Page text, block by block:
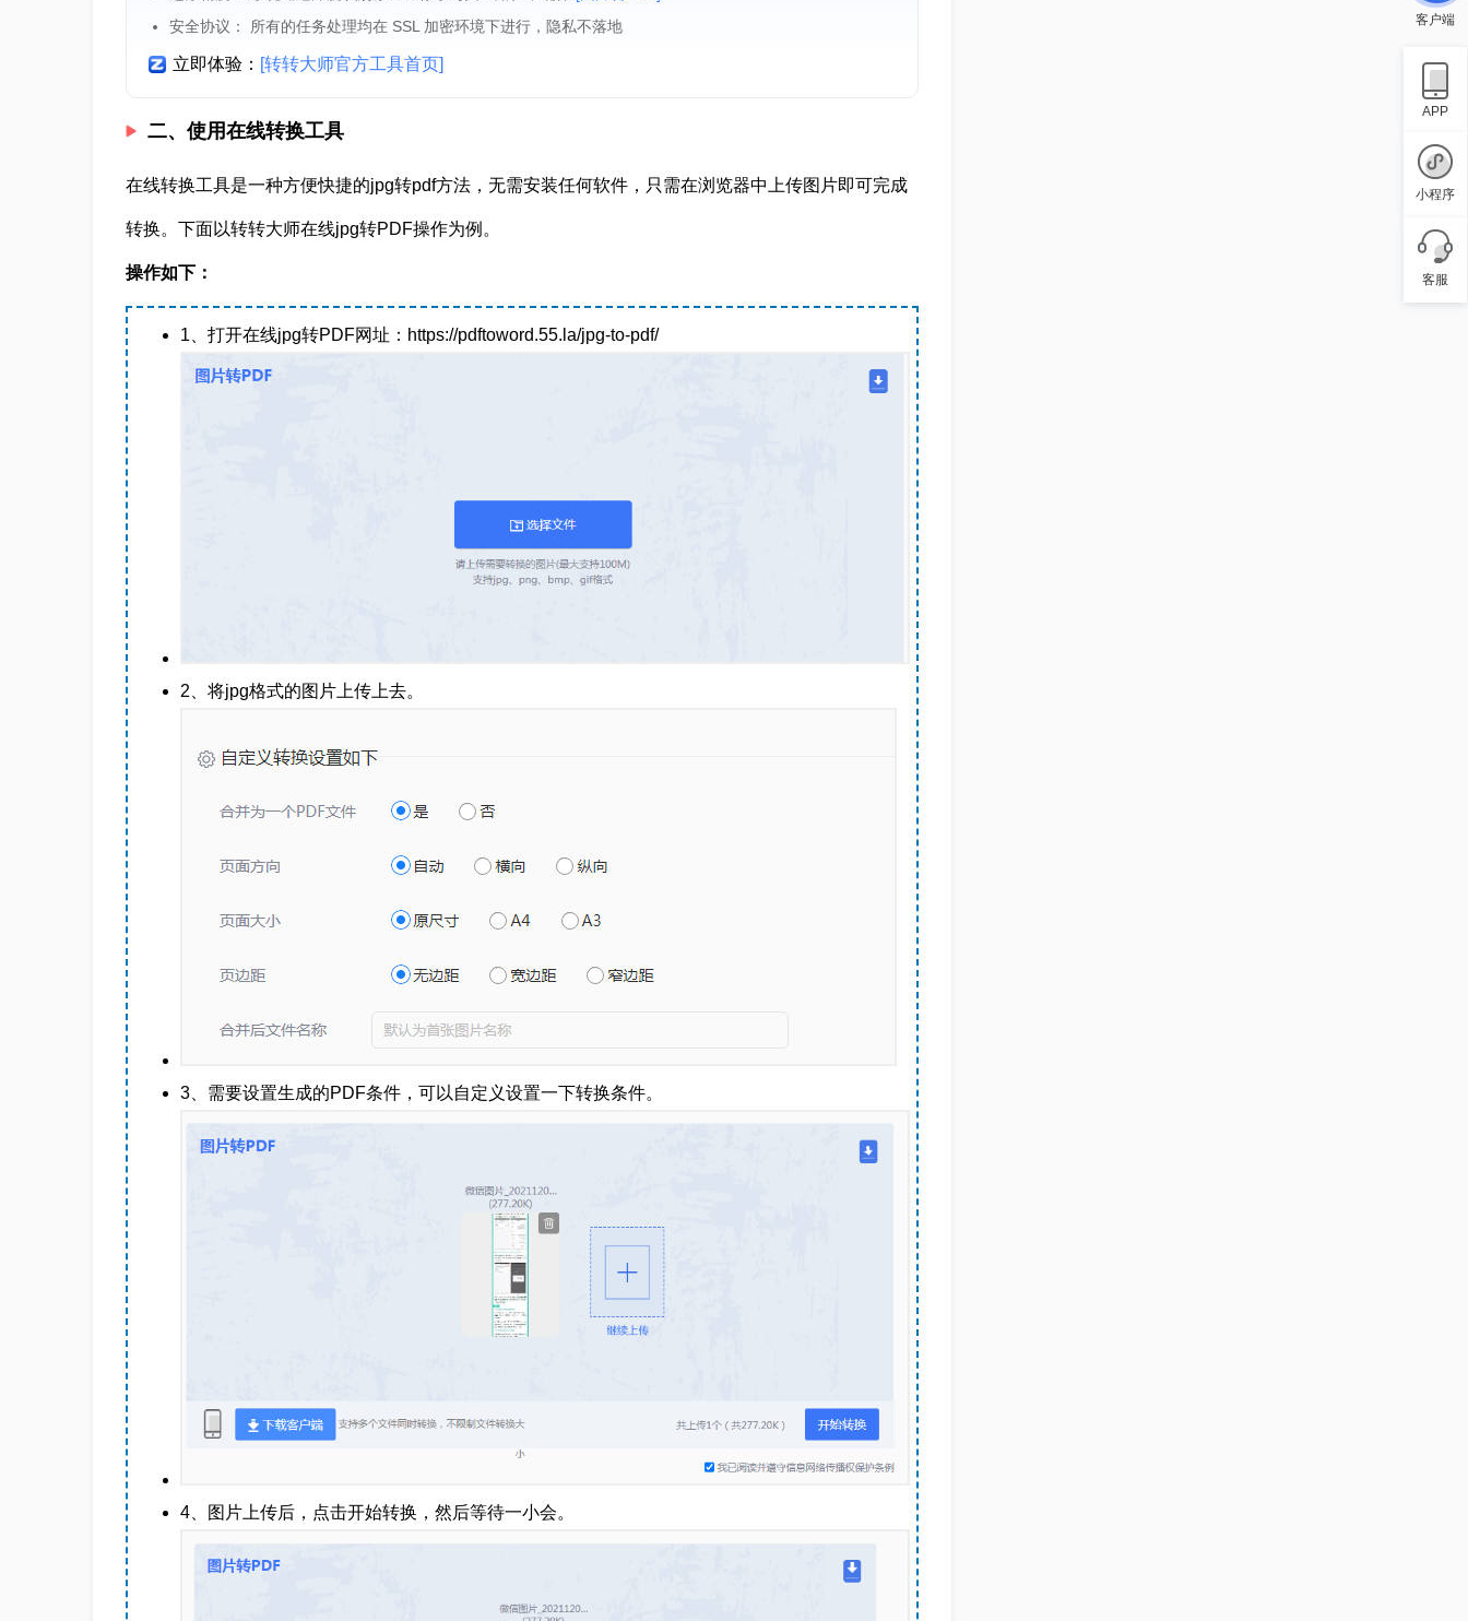
安全协议： 所有的任务处理均在 SSL 加密环境下进行，隐私不落地
立即体验： [转转大师官方工具首页]
二、使用在线转换工具
在线转换工具是一种方便快捷的jpg转pdf方法，无需安装任何软件，只需在浏览器中上传图片即可完成
转换。下面以转转大师在线jpg转PDF操作为例。
操作如下：
1、打开在线jpg转PDF网址：https://pdftoword.55.la/jpg-to-pdf/
2、将jpg格式的图片上传上去。
3、需要设置生成的PDF条件，可以自定义设置一下转换条件。
4、图片上传后，点击开始转换，然后等待一小会。
客户端
APP
小程序
客服